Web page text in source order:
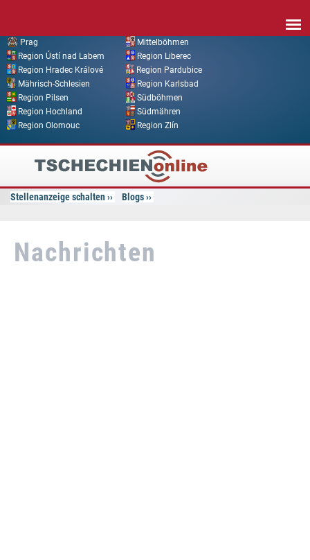
Prag
Mittelböhmen
Region Ústí nad Labem
Region Liberec
Region Hradec Králové
Region Pardubice
Mährisch-Schlesien
Region Karlsbad
Region Pilsen
Südböhmen
Region Hochland
Südmähren
Region Olomouc
Region Zlín
Tschechien
Online
Stellenanzeige schalten Blogs
Nachrichten